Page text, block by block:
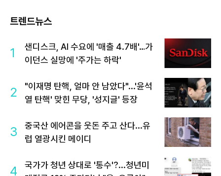
트렌드뉴스
1
샌디스크, AI 수요에 '매출 4.7배'…가
이던스 실망에 '주가는 하락'
2
"이재명 탄핵, 얼마 안 남았다"...'윤석
열 탄핵' 맞힌 무당, '성지글' 등장
3
중국산 에어콘을 웃돈 주고 산다...유
럽 열광시킨 메이디
4
국가가 청년 상대로 '통수'?...청년미